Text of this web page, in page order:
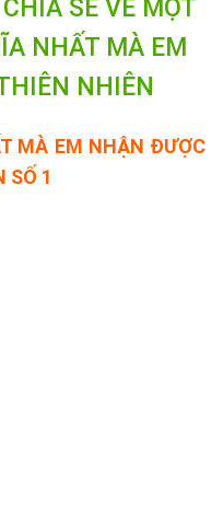
SẺ VỀ MỘT
NHẤT MÀ EM
NHIÊN
MÀ EM NHẬN ĐƯỢC
SỐ 1